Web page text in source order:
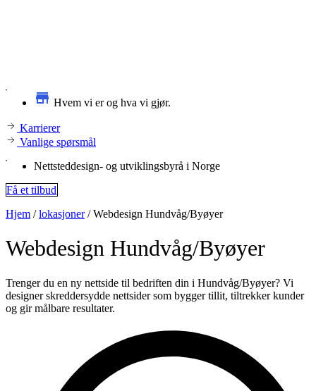
Hvem vi er og hva vi gjør.
Karrierer
Vanlige spørsmål
Nettsteddesign- og utviklingsbyrå i Norge
Få et tilbud
Hjem /lokasjoner/Webdesign Hundvåg/Byøyer
Webdesign Hundvåg/Byøyer
Trenger du en ny nettside til bedriften din i Hundvåg/Byøyer? Vi
designer skreddersydde nettsider som bygger tillit, tiltrekker kunder
og gir målbare resultater.